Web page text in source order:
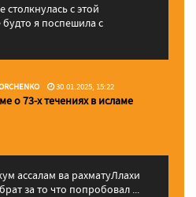
с этой
я поспешила с
30.01.2025, 15:22
о 73-х течениях в исламе
за то что попробовал ...